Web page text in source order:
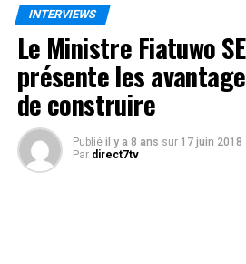
INTERVIEWS
Le Ministre Fiatuwo
présente les
de construire
Publié il y a 8 ans sur 17 juin 2018
Par direct7tv